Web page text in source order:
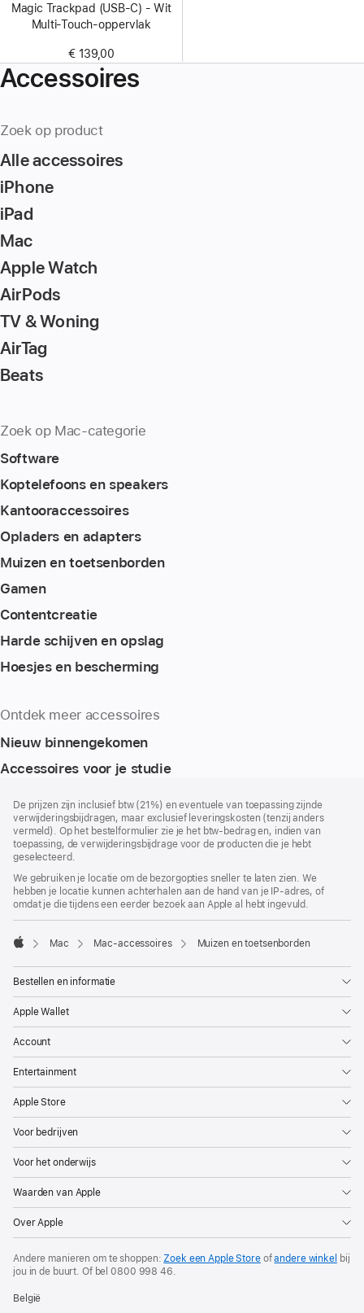
Magic Trackpad (USB‑C) - Wit
Multi‑Touch-oppervlak
€ 139,00
Accessoires
Zoek op product
Alle accessoires
iPhone
iPad
Mac
Apple Watch
AirPods
TV & Woning
AirTag
Beats
Zoek op Mac-categorie
Software
Koptelefoons en speakers
Kantoor­accessoires
Opladers en adapters
Muizen en toetsenborden
Gamen
Content­creatie
Harde schijven en opslag
Hoesjes en bescherming
Ontdek meer accessoires
Nieuw binnengekomen
Accessoires voor je studie
De prijzen zijn inclusief btw (21%) en eventuele van toepassing zijnde
verwijderingsbijdragen, maar exclusief leveringskosten (tenzij anders
vermeld). Op het bestelformulier zie je het btw-bedrag en, indien van
toepassing, de verwijderingsbijdrage voor de producten die je hebt
geselecteerd.
We gebruiken je locatie om de bezorgopties sneller te laten zien. We
hebben je locatie kunnen achterhalen aan de hand van je IP-adres, of
omdat je die tijdens een eerder bezoek aan Apple al hebt ingevuld.
Mac Mac-accessoires Muizen en toetsenborden
Bestellen en informatie
Apple Wallet
Account
Entertainment
Apple Store
Voor bedrijven
Voor het onderwijs
Waarden van Apple
Over Apple
Andere manieren om te shoppen:Zoek een Apple Storeofandere winkel bij
jou in de buurt. Of bel0800 998 46.
België